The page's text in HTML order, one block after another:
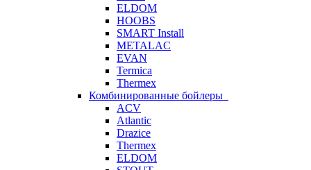
ELDOM
HOOBS
SMART Install
METALAC
EVAN
Termica
Thermex
Комбинированные бойлеры
ACV
Atlantic
Drazice
Thermex
ELDOM